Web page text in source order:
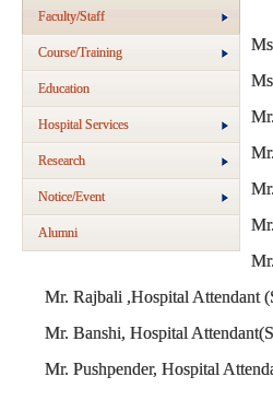
Faculty/Staff
Course/Training
Education
Hospital Services
Research
Notice/Event
Alumni
Mr. Rajbali ,Hospital
Mr. Banshi, Hospital
Mr. Pushpender, Hospital